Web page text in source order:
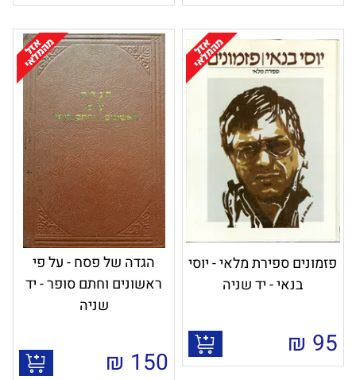
פזמונים ספירת מלאי - יוסי
בנאי - יד שניה
95
₪
הגדה של פסח - על פי
ראשונים וחתם סופר - יד
שניה
150
₪